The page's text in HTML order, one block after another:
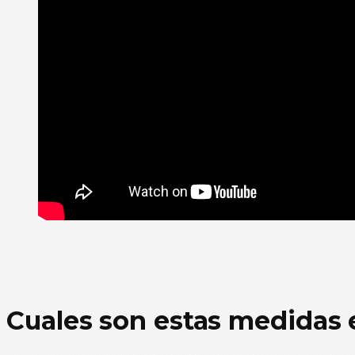
Cuales son estas medidas